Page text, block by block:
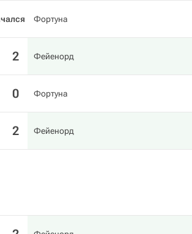
Фортуна
2 Фейенорд
0 Фортуна
2 Фейенорд